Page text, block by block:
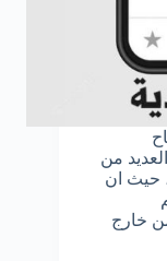
من
حيث ان
خارج